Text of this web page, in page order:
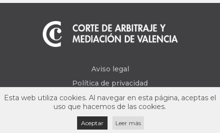
Aviso legal
Política de privacidad
Esta web utiliza cookies. Al navegar en esta página, aceptas el
uso que hacemos de las cookies.
Aceptar Leer más